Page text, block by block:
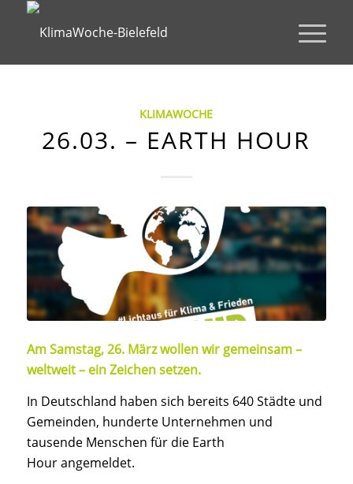
KLIMAWOCHE
26.03. – EARTH HOUR
Am Samstag, 26. März wollen wir gemeinsam –
weltweit – ein Zeichen setzen.
In Deutschland haben sich bereits 640 Städte und
Gemeinden, hunderte Unternehmen und
tausende Menschen für die Earth
Hour angemeldet.